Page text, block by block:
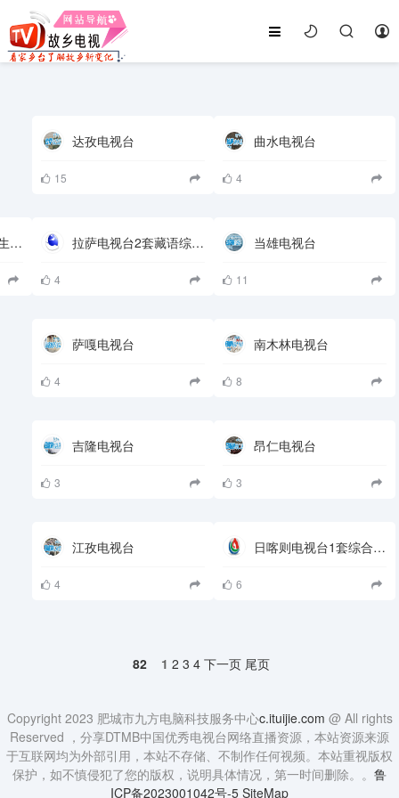
曲水电视台
4
达孜电视台
15
当雄电视台
11
拉萨电视台2套藏语综合频道
4
西藏电视台4套经济生活频道
南木林电视台
8
萨嘎电视台
4
昂仁电视台
3
吉隆电视台
3
日喀则电视台1套综合频道
6
江孜电视台
4
82 1 2 3 4 下一页 尾页
Copyright 2023 肥城市九方电脑科技服务中心c.ituijie.com @ All rights
Reserved ，分享DTMB中国优秀电视台网络直播资源，本站资源来源
于互联网均为外部引用，本站不存储、不制作任何视频。本站重视版权
保护，如不慎侵犯了您的版权，说明具体情况，第一时间删除。。 鲁
ICP备2023001042号-5 SiteMap